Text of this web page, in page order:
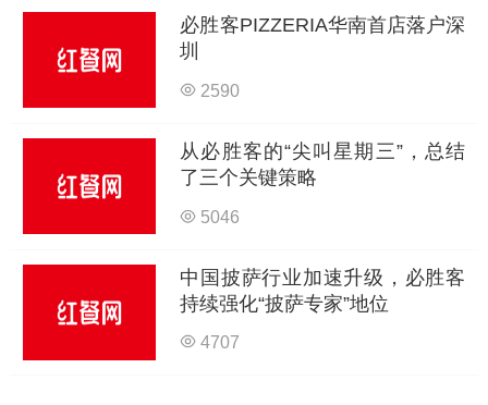
必胜客PIZZERIA华南首店落户深
圳
2590
从必胜客的“尖叫星期三”，总结
了三个关键策略
5046
中国披萨行业加速升级，必胜客
持续强化“披萨专家”地位
4707